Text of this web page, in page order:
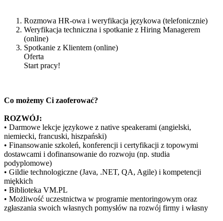
Rozmowa HR-owa i weryfikacja językowa (telefonicznie)
Weryfikacja techniczna i spotkanie z Hiring Managerem
(online)
Spotkanie z Klientem (online)
Oferta
Start pracy!
Co możemy Ci zaoferować?
ROZWÓJ:
• Darmowe lekcje językowe z native speakerami (angielski,
niemiecki, francuski, hiszpański)
• Finansowanie szkoleń, konferencji i certyfikacji z topowymi
dostawcami i dofinansowanie do rozwoju (np. studia
podyplomowe)
• Gildie technologiczne (Java, .NET, QA, Agile) i kompetencji
miękkich
• Biblioteka VM.PL
• Możliwość uczestnictwa w programie mentoringowym oraz
zgłaszania swoich własnych pomysłów na rozwój firmy i własny